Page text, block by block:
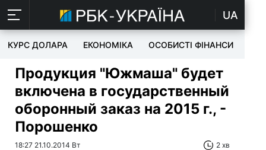
UA
КУРС ДОЛАРА ЕКОНОМІКА ОСОБИСТІ ФІНАНСИ
Продукция "Южмаша" будет
включена в государственный
оборонный заказ на 2015 г., -
Порошенко
18:27 21.10.2014 Вт 2 хв